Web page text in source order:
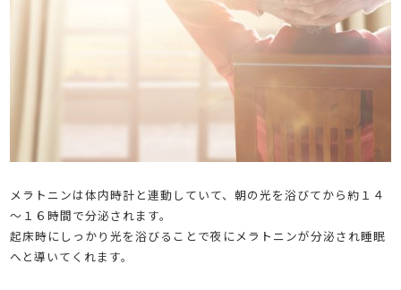
メラトニンは体内時計と連動していて、朝の光を浴びてから約１４
～１６時間で分泌されます。
起床時にしっかり光を浴びることで夜にメラトニンが分泌され睡眠
へと導いてくれます。